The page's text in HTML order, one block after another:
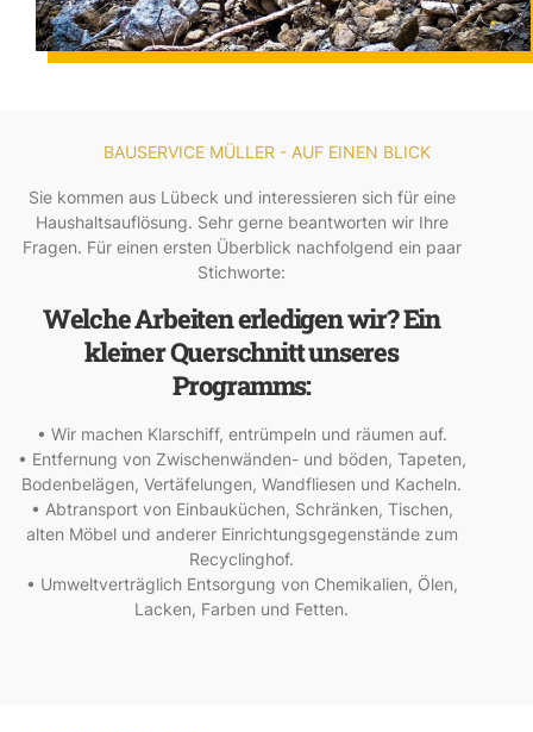
BAUSERVICE MÜLLER - AUF EINEN BLICK
Sie kommen aus Lübeck und interessieren sich für eine
Haushaltsauflösung. Sehr gerne beantworten wir Ihre
Fragen. Für einen ersten Überblick nachfolgend ein paar
Stichworte:
Welche Arbeiten erledigen wir? Ein
kleiner Querschnitt unseres
Programms:
• Wir machen Klarschiff, entrümpeln und räumen auf.
• Entfernung von Zwischenwänden- und böden, Tapeten,
Bodenbelägen, Vertäfelungen, Wandfliesen und Kacheln.
• Abtransport von Einbauküchen, Schränken, Tischen,
alten Möbel und anderer Einrichtungsgegenstände zum
Recyclinghof.
• Umweltverträglich Entsorgung von Chemikalien, Ölen,
Lacken, Farben und Fetten.